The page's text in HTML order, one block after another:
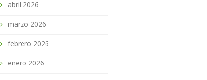
abril 2026
marzo 2026
febrero 2026
enero 2026